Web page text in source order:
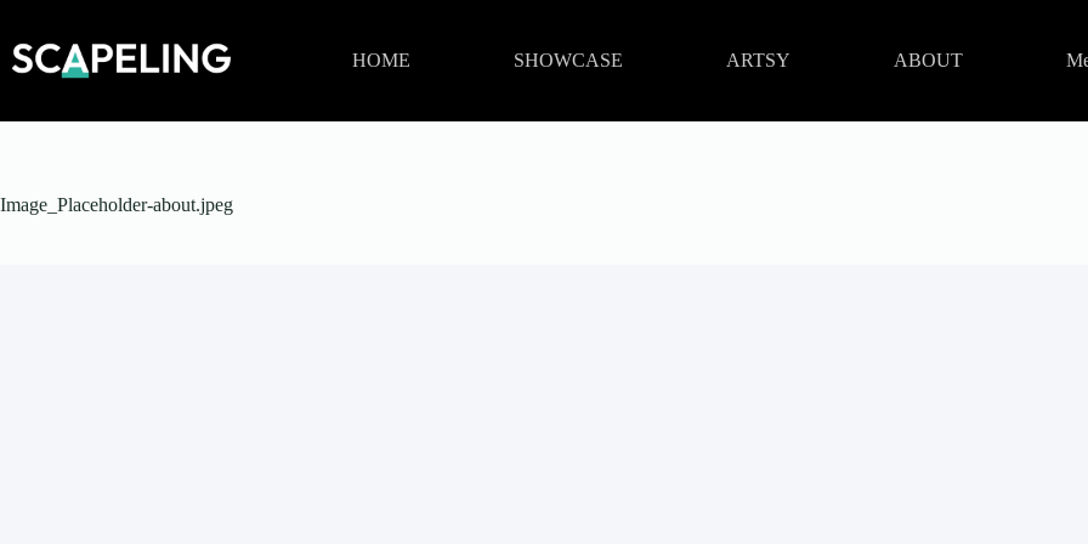
springen
HOME SHOWCASE ARTSY ABOUT
Image_Placeholder-about.jpeg